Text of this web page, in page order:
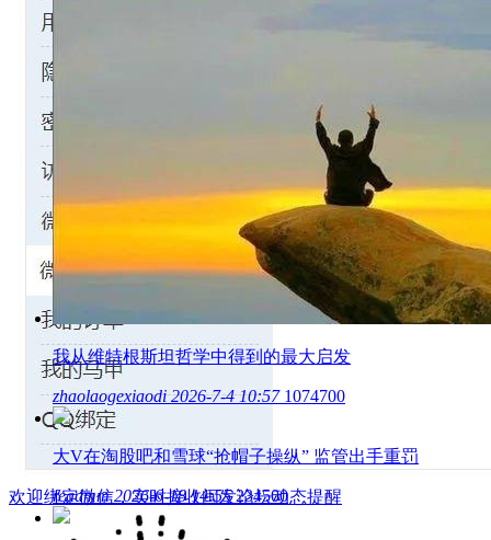
欢迎绑定微信，实时接收闽发论坛动态提醒
我从维特根斯坦哲学中得到的最大启发
zhaolaogexiaodi 2026-7-4 10:57 1074700
大V在淘股吧和雪球“抢帽子操纵” 监管出手重罚
readmm 2026-6-18 14:55 234500